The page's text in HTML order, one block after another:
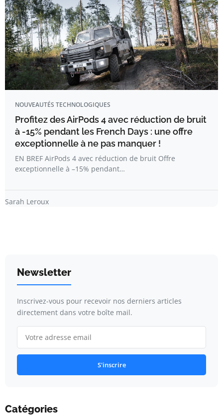
NOUVEAUTÉS TECHNOLOGIQUES
Profitez des AirPods 4 avec réduction de bruit
à -15% pendant les French Days : une offre
exceptionnelle à ne pas manquer !
EN BREF AirPods 4 avec réduction de bruit Offre
exceptionnelle à –15% pendant…
Sarah Leroux
Newsletter
Inscrivez-vous pour recevoir nos derniers articles
directement dans votre boîte mail.
S'inscrire
Catégories